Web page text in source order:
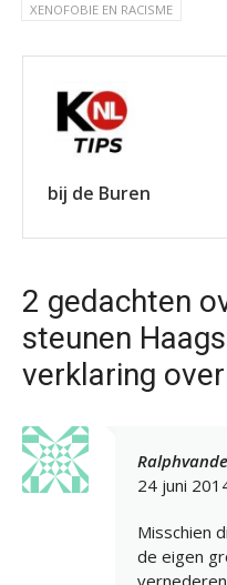
XENOFOBIE EN RACISME
bij de Buren
2 gedachten
steunen
verklaring
24 juni
Misschien
de eigen